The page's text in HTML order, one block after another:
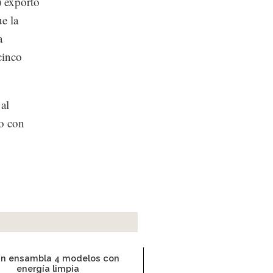
la
con
ensambla 4 modelos con
energía limpia